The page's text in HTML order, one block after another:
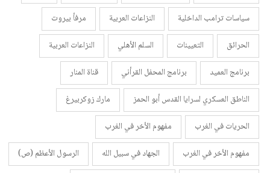
سياسات ترامب الداخلية
النزاعات العربية
مرفأ بيروت
الحرائق
التعيينات السلم الأهلي
النزاعات العربية
برنامج العميد
برنامج المحفل القرأني
قناة المنار
الناطق العسكري لسرايا القدس أبو الحمز
مارك زوكربيرغ
الحريات في الغرب
مفهوم الأخر في الغرب
مفهوم الأخر في الغرب
الجهاد في سبيل الله
الرسول الأعظم (ص)